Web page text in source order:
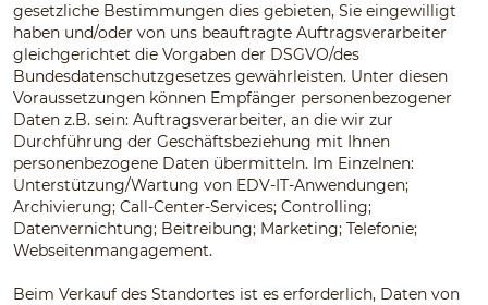
gesetzliche Bestimmungen dies gebieten, Sie eingewilligt
haben und/oder von uns beauftragte Auftragsverarbeiter
gleichgerichtet die Vorgaben der DSGVO/des
Bundesdatenschutzgesetzes gewährleisten. Unter diesen
Voraussetzungen können Empfänger personenbezogener
Daten z.B. sein: Auftragsverarbeiter, an die wir zur
Durchführung der Geschäftsbeziehung mit Ihnen
personenbezogene Daten übermitteln. Im Einzelnen:
Unterstützung/Wartung von EDV-IT-Anwendungen;
Archivierung; Call-Center-Services; Controlling;
Datenvernichtung; Beitreibung; Marketing; Telefonie;
Webseitenmangagement.
Beim Verkauf des Standortes ist es erforderlich, Daten von